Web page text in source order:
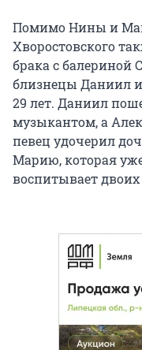
Помимо Нины и
Хворостовского
брака с балериной
близнецы Даниил
29 лет. Даниил
музыкантом, а
певец удочерил
Марию, которая
воспитывает двоих